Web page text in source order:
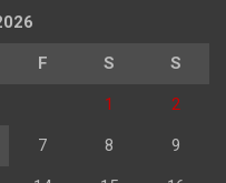
F S S
1 2
7 8 9